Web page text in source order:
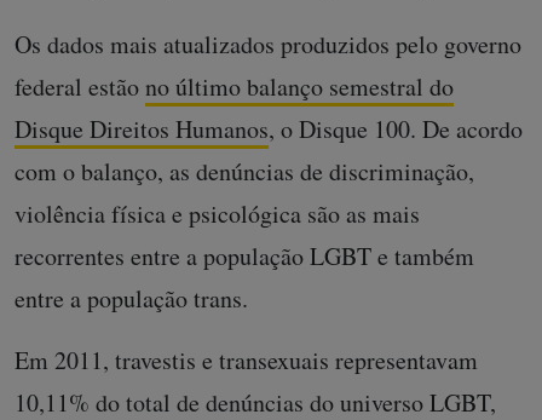
Os dados mais atualizados produzidos pelo governo
federal estãono último balanço semestral do
Disque Direitos Humanos, o Disque 100. De acordo
com o balanço, as denúncias de discriminação,
violência física e psicológica são as mais
recorrentes entre a população LGBT e também
entre a população trans.
Em 2011, travestis e transexuais representavam
10,11% do total de denúncias do universo LGBT,